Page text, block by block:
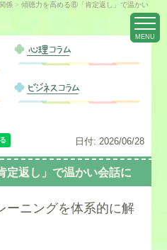
MENU
係 > 傾聴力を高める⑥「肯定返し」で温かい
心理コラム
ビジネスコラム
日付: 2026/06/28
返し」で温かい会話に
ーニングを体系的に解